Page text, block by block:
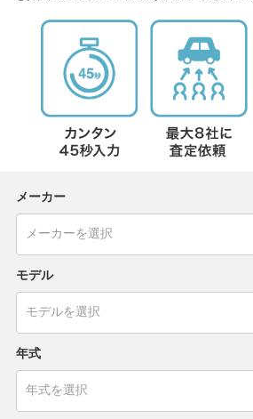
メーカー
モデル
年式